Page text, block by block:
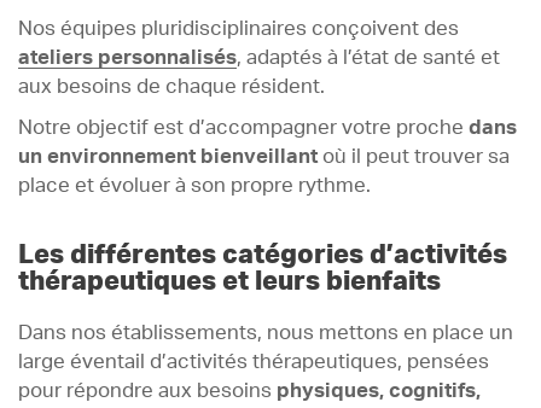
Nos équipes pluridisciplinaires conçoivent des
ateliers personnalisés, adaptés à l’état de santé et
aux besoins de chaque résident.
Notre objectif est d’accompagner votre proche dans
un environnement bienveillantoù il peut trouver sa
place et évoluer à son propre rythme.
Les différentes catégories d’activités
thérapeutiques et leurs bienfaits
Dans nos établissements, nous mettons en place un
large éventail d’activités thérapeutiques, pensées
pour répondre aux besoins physiques, cognitifs,